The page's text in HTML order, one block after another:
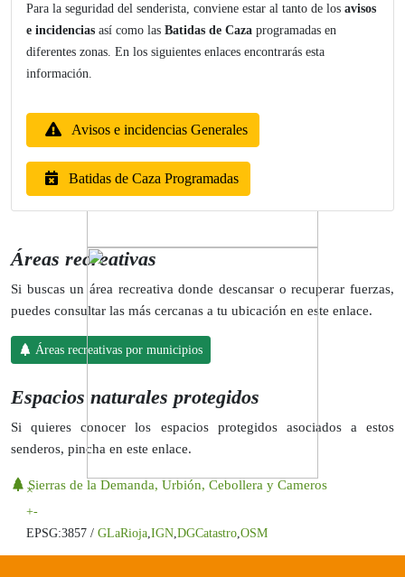
×
+-
EPSG:3857 / GLaRioja,IGN,DGCatastro,OSM
Para la seguridad del senderista, conviene estar al tanto de los avisos
e incidencias así como las Batidas de Caza programadas en
diferentes zonas. En los siguientes enlaces encontrarás esta
información.
Avisos e incidencias Generales
Batidas de Caza Programadas
Áreas recreativas
Si buscas un área recreativa donde descansar o recuperar fuerzas,
puedes consultar las más cercanas a tu ubicación en este enlace.
Áreas recreativas por municipios
Espacios naturales protegidos
Si quieres conocer los espacios protegidos asociados a estos
senderos, pincha en este enlace.
Sierras de la Demanda, Urbión, Cebollera y Cameros